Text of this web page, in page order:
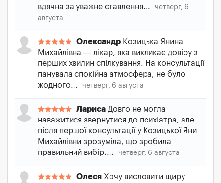
вдячна за уважне ставлення...
четверг, 6
августа
Олександр Козицька Янина
Михайлівна — лікар, яка викликає довіру з
перших хвилин спілкування. На консультації
панувала спокійна атмосфера, не було
жодного...
четверг, 6 августа
Лариса Довго не могла
наважитися звернутися до психіатра, але
після першої консультації у Козицької Яни
Михайлівни зрозуміла, що зробила
правильний вибір....
четверг, 6 августа
Олеся Хочу висловити щиру